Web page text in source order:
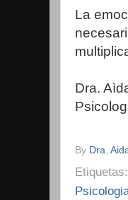
La
Dra.
By Dra.
Etiquetas: